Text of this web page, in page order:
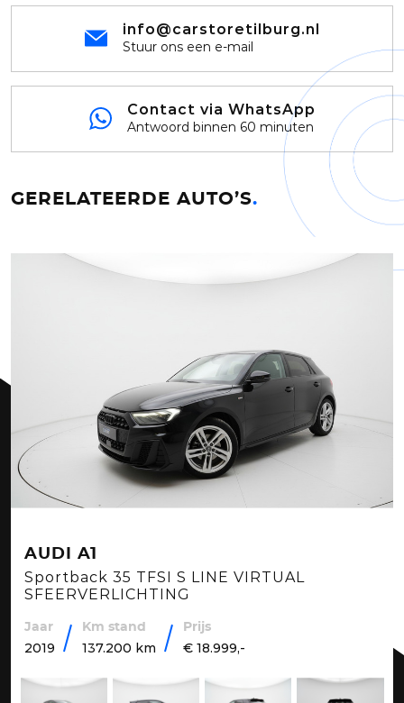
info@carstoretilburg.nl
Stuur ons een e-mail
Contact via WhatsApp
Antwoord binnen 60 minuten
GERELATEERDE AUTO’S.
AUDI A1
Sportback 35 TFSI S LINE VIRTUAL
SFEERVERLICHTING
Jaar
2019
Km stand
137.200 km
Prijs
€ 18.999,-